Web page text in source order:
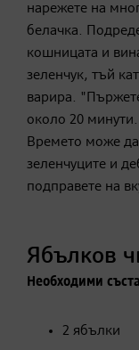
нарежете на
белачка.
кошницата и
зеленчук, тъй
варира.
около 20
Времето може
зеленчуците и
подправете на
Ябълков
Необходими
2 ябълки